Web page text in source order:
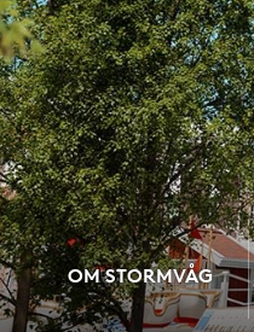
OM STORMVÅG